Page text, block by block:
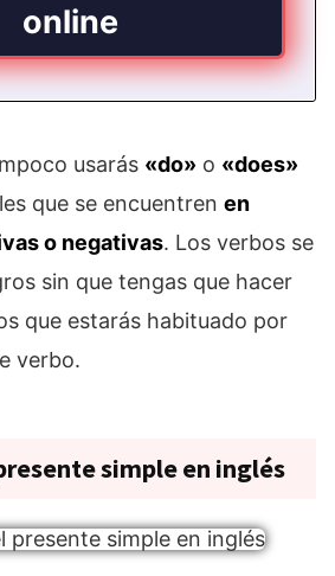
online
usarás «do» o «does»
que se encuentren en
o negativas. Los verbos se
sin que tengas que hacer
que estarás habituado por
verbo.
simple en inglés